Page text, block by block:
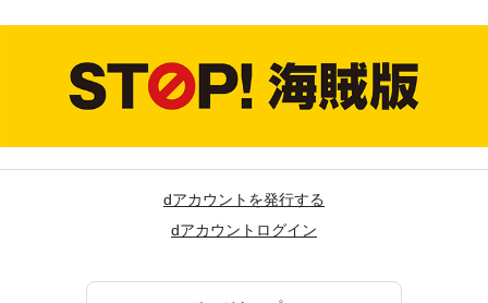
dアカウントを発行する
dアカウントログイン